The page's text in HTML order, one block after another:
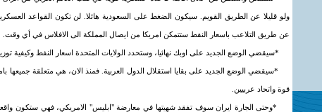
ولو قليلا عن الطريق القويم. سيكون الضغط على السعودية هائلا. لن تكون القواعد
عن طريق التلاعب باسعار النفط ستتمكن امريكا من ايصال المملكة الى الافلاس في أي وقت.
*سيقضي الوضع الجديد على اوبك نهائيا، وستحدد الولايات المتحدة اسعار النفط وكيفية
*سيقضي الوضع الجديد على بقايا استقلال الدول العربية. فمنذ الان، هي متعلقة جميعها
قوة واتحاد عربيين.
*وحتى الجارة ايران سوف تفقد شهيتها في معارضة "ابليس" الامريكي، فهي ستكون